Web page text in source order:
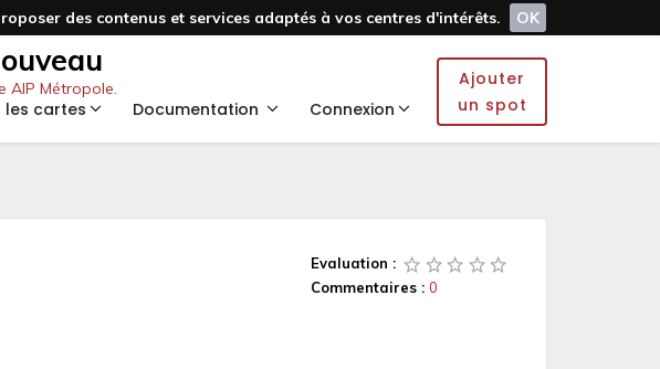
des contenus et services adaptés à vos centres d'intérêts.
OK
AIP Métropole.
les cartes Documentation Connexion
Ajouter
un spot
Evaluation :
Commentaires : 0